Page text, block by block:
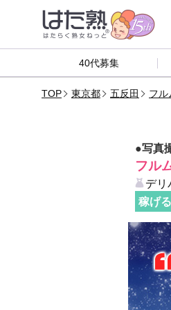
40代募集
TOP 東京都 五反田 フル
●写真
フル
デリ
稼げ